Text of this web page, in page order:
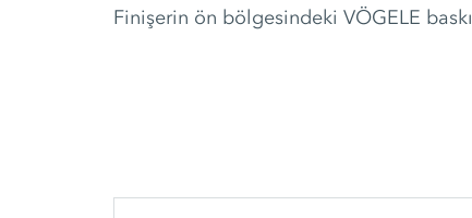
Finişerin ön bölgesindeki VÖGELE